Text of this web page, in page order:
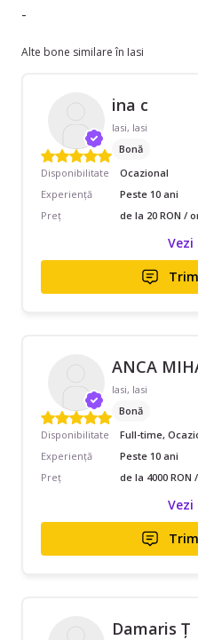
-
Alte bone similare în Iasi
ina c
Iasi, Iasi
Bonă
Disponibilitate
Ocazional
Experiență
Peste 10 ani
Preț
de la 20 RON /
ANCA
Iasi, Iasi
Bonă
Disponibilitate
Full-time,
Experiență
Peste 10 ani
Preț
de la 4000 RON
Damaris Ț